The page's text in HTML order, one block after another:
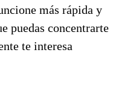
más rápida y
puedas concentrarte
te interesa